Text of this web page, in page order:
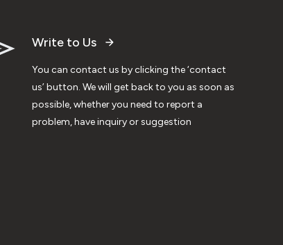
Write to Us
You can contact us by clicking the ‘contact
us’ button. We will get back to you as soon as
possible, whether you need to report a
problem, have inquiry or suggestion